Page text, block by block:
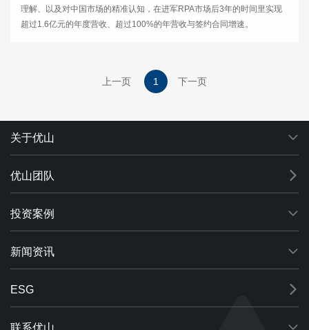
理解、以及对中国市场的精准认知，在进军RPA市场后3年的时间里实现
超过1.6亿元的年度营收、超过100%的年营收与签约合同增速。
上一页 1 下一页
关于优山
优山团队
投资案例
新闻资讯
ESG
联系优山